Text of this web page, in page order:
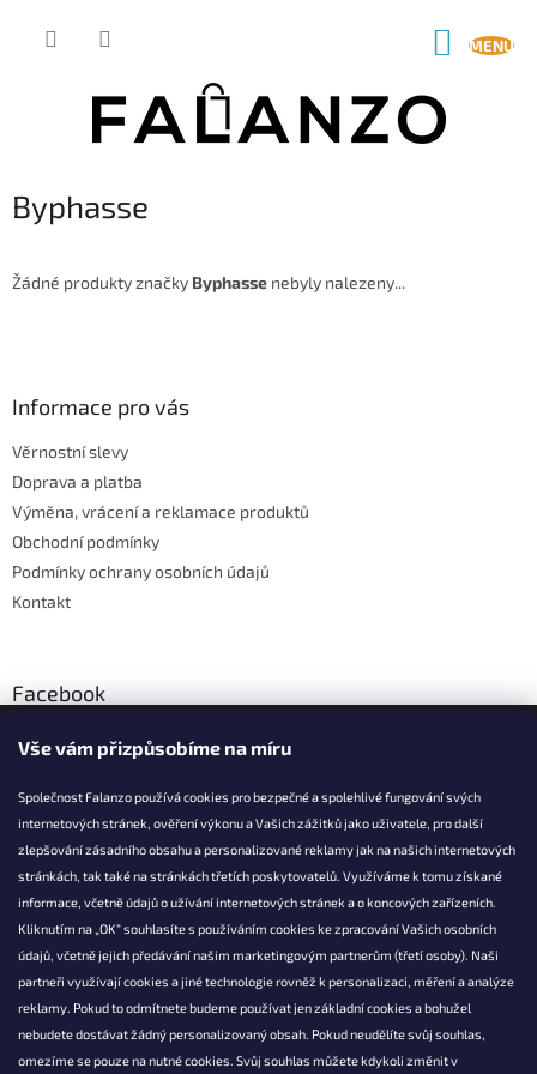
Vše vám přizpůsobíme na míru
Společnost Falanzo používá cookies pro bezpečné a spolehlivé fungování svých
internetových stránek, ověření výkonu a Vašich zážitků jako uživatele, pro další
zlepšování zásadního obsahu a personalizované reklamy jak na našich internetových
stránkách, tak také na stránkách třetích poskytovatelů. Využíváme k tomu získané
informace, včetně údajů o užívání internetových stránek a o koncových zařízeních.
Kliknutím na „OK“ souhlasíte s používáním cookies ke zpracování Vašich osobních
údajů, včetně jejich předávání našim marketingovým partnerům (třetí osoby). Naši
partneři využívají cookies a jiné technologie rovněž k personalizaci, měření a analýze
reklamy. Pokud to odmítnete budeme používat jen základní cookies a bohužel
nebudete dostávat žádný personalizovaný obsah. Pokud neudělíte svůj souhlas,
omezíme se pouze na nutné cookies. Svůj souhlas můžete kdykoli změnit v
Byphasse
Žádné produkty značky Byphasse nebyly nalezeny...
Informace pro vás
Věrnostní slevy
Doprava a platba
Výměna, vrácení a reklamace produktů
Obchodní podmínky
Podmínky ochrany osobních údajů
Kontakt
Facebook
KONTAKT
info@falanzo.cz
Falanzo.cz
FalanzoCZ